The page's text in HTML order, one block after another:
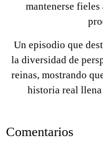
mantenerse
Un episodio que
la diversidad de
reinas, mostrando
historia real
Comentarios